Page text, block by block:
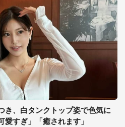
き、白タンクトップ姿で色気に
愛すぎ」「癒されます」